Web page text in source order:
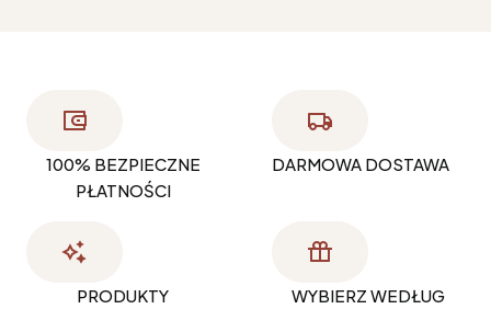
100% BEZPIECZNE
PŁATNOŚCI
DARMOWA DOSTAWA
PRODUKTY
WYBIERZ WEDŁUG